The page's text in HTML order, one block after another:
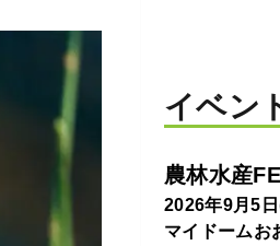
イベン
農林水産
2026年9月5
マイドームお